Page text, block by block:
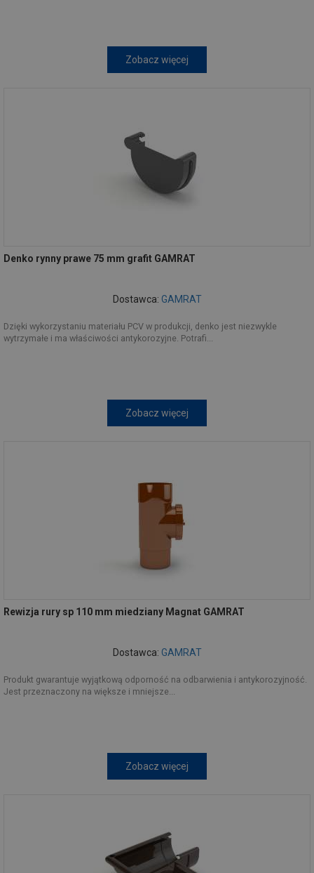
Zobacz więcej
Denko rynny prawe 75 mm grafit GAMRAT
Dostawca: GAMRAT
Dzięki wykorzystaniu materiału PCV w produkcji, denko jest niezwykle
wytrzymałe i ma właściwości antykorozyjne. Potrafi...
Zobacz więcej
Rewizja rury sp 110 mm miedziany Magnat GAMRAT
Dostawca: GAMRAT
Produkt gwarantuje wyjątkową odporność na odbarwienia i antykorozyjność.
Jest przeznaczony na większe i mniejsze...
Zobacz więcej